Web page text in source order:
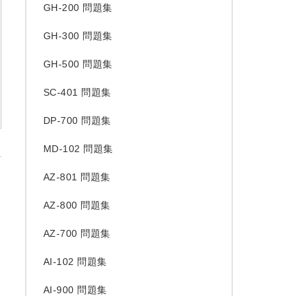
GH-200 問題集
GH-300 問題集
GH-500 問題集
SC-401 問題集
DP-700 問題集
MD-102 問題集
AZ-801 問題集
AZ-800 問題集
AZ-700 問題集
AI-102 問題集
AI-900 問題集